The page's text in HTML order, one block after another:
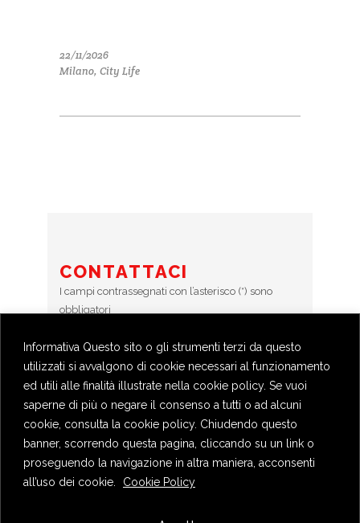
Informativa Questo sito o gli strumenti terzi da questo
utilizzati si avvalgono di cookie necessari al funzionamento
ed utili alle finalità illustrate nella cookie policy. Se vuoi
saperne di più o negare il consenso a tutti o ad alcuni
cookie, consulta la cookie policy. Chiudendo questo
banner, scorrendo questa pagina, cliccando su un link o
proseguendo la navigazione in altra maniera, acconsenti
all’uso dei cookie.
Cookie Policy
22/11/2026
Milano, City Life
CONTATTACI
I campi contrassegnati con l’asterisco (*) sono
obbligatori
Error:Contact form not found.
Privacy Policy